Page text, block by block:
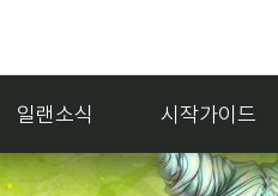
일랜소식 시작가이드